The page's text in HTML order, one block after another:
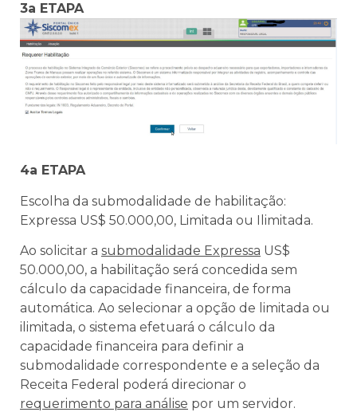
3a ETAPA
4a ETAPA
Escolha da submodalidade de habilitação:
Expressa US$ 50.000,00, Limitada ou Ilimitada.
Ao solicitar a submodalidade Expressa US$
50.000,00, a habilitação será concedida sem
cálculo da capacidade financeira, de forma
automática. Ao selecionar a opção de limitada ou
ilimitada, o sistema efetuará o cálculo da
capacidade financeira para definir a
submodalidade correspondente e a seleção da
Receita Federal poderá direcionar o
requerimento para análise por um servidor.